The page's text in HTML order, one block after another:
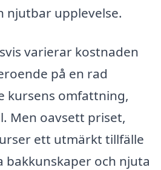
njutbar upplevelse.
varierar kostnaden
på en rad
kursens omfattning,
Men oavsett priset,
ett utmärkt tillfälle
och njuta